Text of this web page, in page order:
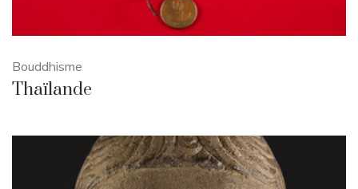
Bouddhisme
Thaïlande